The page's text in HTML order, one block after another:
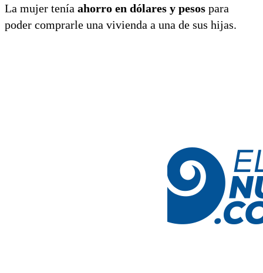
La mujer tenía ahorro en dólares y pesos para
poder comprarle una vivienda a una de sus hijas.